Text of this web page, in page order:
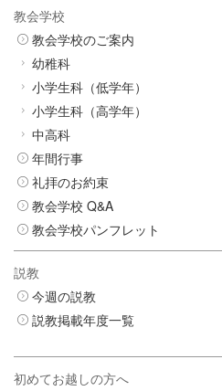
教会学校
教会学校のご案内
幼稚科
小学生科（低学年）
小学生科（高学年）
中高科
年間行事
礼拝のお約束
教会学校 Q&A
教会学校パンフレット
説教
今週の説教
説教掲載年度一覧
初めてお越しの方へ